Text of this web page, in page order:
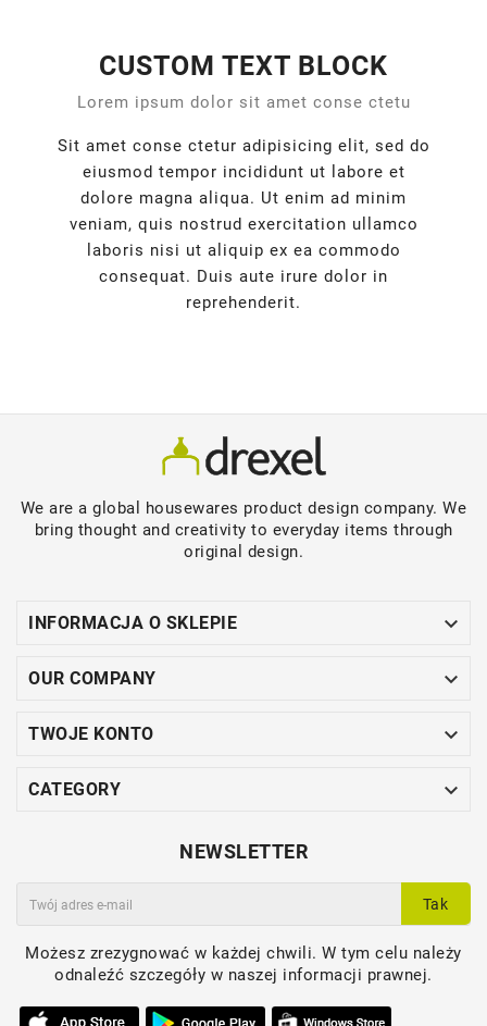
CUSTOM TEXT BLOCK
Lorem ipsum dolor sit amet conse ctetu
Sit amet conse ctetur adipisicing elit, sed do
eiusmod tempor incididunt ut labore et
dolore magna aliqua. Ut enim ad minim
veniam, quis nostrud exercitation ullamco
laboris nisi ut aliquip ex ea commodo
consequat. Duis aute irure dolor in
reprehenderit.
We are a global housewares product design company. We
bring thought and creativity to everyday items through
original design.
INFORMACJA O SKLEPIE 
OUR COMPANY 
TWOJE KONTO 
CATEGORY 
NEWSLETTER
Tak
Możesz zrezygnować w każdej chwili. W tym celu należy
odnaleźć szczegóły w naszej informacji prawnej.